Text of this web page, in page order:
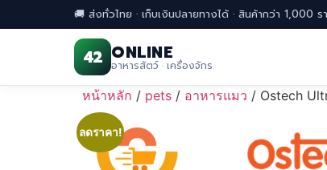
🚚 ส่งทั่วไทย · เก็บเงินปลายทางได้ · สินค้ากว่า 1,000 ร
42 ONLINE
อาหารสัตว์ · เครื่องจักร
หน้าหลัก / pets / อาหารแมว / Ostech
ลดราคา!